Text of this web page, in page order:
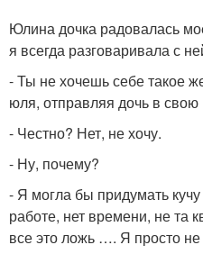
Юлина дочка радовалась
я всегда разговаривала с
- Ты не хочешь себе такое
юля, отправляя дочь в свою
- Честно? Нет, не хочу.
- Ну, почему?
- Я могла бы придумать кучу
работе, нет времени, не та
все это ложь …. Я просто не